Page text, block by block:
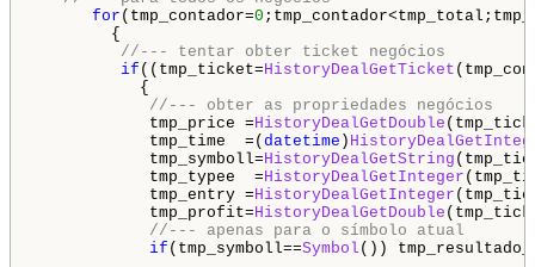
for (tmp_contador=0
{
//--- tentar obter ticket negócios
if ((tmp_ticket=HistoryDealGetTicket
{
//--- obter as propriedades negócios
tmp_price =HistoryDealGetDouble
tmp_time  =( datetime )
tmp_symboll=HistoryDealGetString
tmp_typee  =HistoryDealGetInteger
tmp_entry =HistoryDealGetInteger
tmp_profit=HistoryDealGetDouble
//--- apenas para o símbolo atual
if (tmp_symboll==Symbol ())